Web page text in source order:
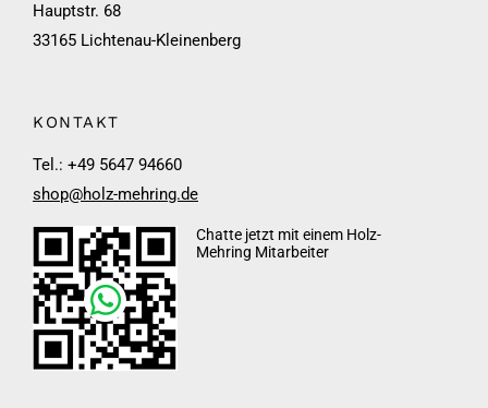
Hauptstr. 68
33165 Lichtenau-Kleinenberg
KONTAKT
Tel.: +49 5647 94660
shop@holz-mehring.de
Chatte jetzt mit einem Holz-
Mehring Mitarbeiter